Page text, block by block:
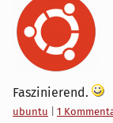
Faszinierend.
Kategorien:
ubuntu
1